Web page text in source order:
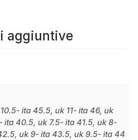
aggiuntive
ita 45.5, uk 11- ita 46, uk
ita 40.5, uk 7.5- ita 41.5, uk 8-
uk 9- ita 43.5, uk 9.5- ita 44